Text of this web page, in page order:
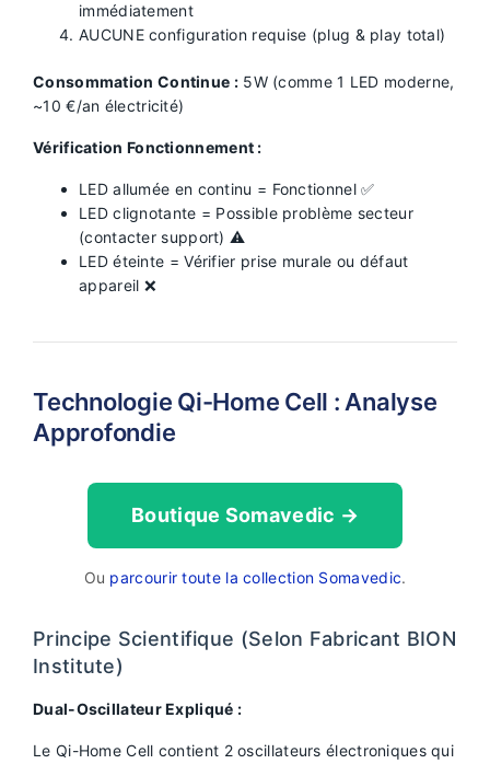
immédiatement
AUCUNE configuration requise (plug & play total)
Consommation Continue :5W (comme 1 LED moderne,
~10 €/an électricité)
Vérification Fonctionnement :
LED allumée en continu = Fonctionnel ✅
LED clignotante = Possible problème secteur
(contacter support) ⚠️
LED éteinte = Vérifier prise murale ou défaut
appareil ❌
Technologie Qi-Home Cell : Analyse
Approfondie
Boutique Somavedic →
Ou parcourir toute la collection Somavedic.
Principe Scientifique (Selon Fabricant BION
Institute)
Dual-Oscillateur Expliqué :
Le Qi-Home Cell contient 2 oscillateurs électroniques qui